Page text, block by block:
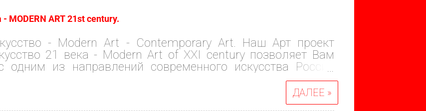
ART 21st century.
- Modern Art - Contemporary Art. Наш Арт проект
21 века - Modern Art of XXI century позволяет Вам
одним из направлений современного искусства России
прежде всего интеллектуальный, а не бизнес проект. Мы
нашу сложную современность, и именно она,
является смыслом нашего творчества. Занимаясь
ДАЛЕЕ »